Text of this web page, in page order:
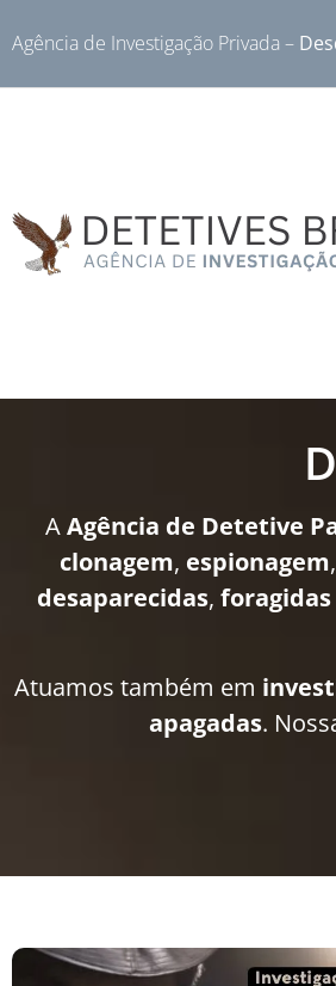
Agência de Investigação Privada –
AAgência de Detetive
clonagem, espionagem,
desaparecidas, foragidas
Atuamos também em
apagadas.